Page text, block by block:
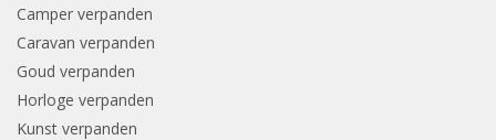
Camper verpanden
Caravan verpanden
Goud verpanden
Horloge verpanden
Kunst verpanden